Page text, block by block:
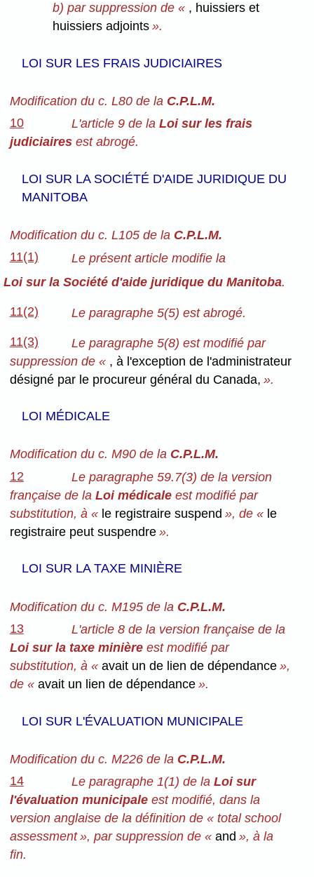
b) par suppression de « , huissiers et
huissiers adjoints ».
LOI SUR LES FRAIS JUDICIAIRES
Modification du c. L80 de la C.P.L.M.
10
L'article 9 de la Loi sur les frais
judiciairesest abrogé.
LOI SUR LA SOCIÉTÉ D'AIDE JURIDIQUE DU
MANITOBA
Modification du c. L105 de la C.P.L.M.
11(1)
Le présent article modifie la
Loi sur la Société d'aide juridique du Manitoba.
11(2) Le paragraphe 5(5) est abrogé.
11(3)
Le paragraphe 5(8) est modifié par
suppression de « , à l'exception de l'administrateur
désigné par le procureur général du Canada, ».
LOI MÉDICALE
Modification du c. M90 de la C.P.L.M.
12
Le paragraphe 59.7(3) de la version
française de la Loi médicaleest modifié par
substitution, à « le registraire suspend », de « le
registraire peut suspendre».
LOI SUR LA TAXE MINIÈRE
Modification du c. M195 de la C.P.L.M.
13
L'article 8 de la version française de la
Loi sur la taxe minièreest modifié par
substitution, à « avait un de lien de dépendance»,
de « avait un lien de dépendance».
LOI SUR L'ÉVALUATION MUNICIPALE
Modification du c. M226 de la C.P.L.M.
14
Le paragraphe 1(1) de la Loi sur
l'évaluation municipaleest modifié, dans la
version anglaise de la définition de « total school
assessment », par suppression de « and », à la
fin.